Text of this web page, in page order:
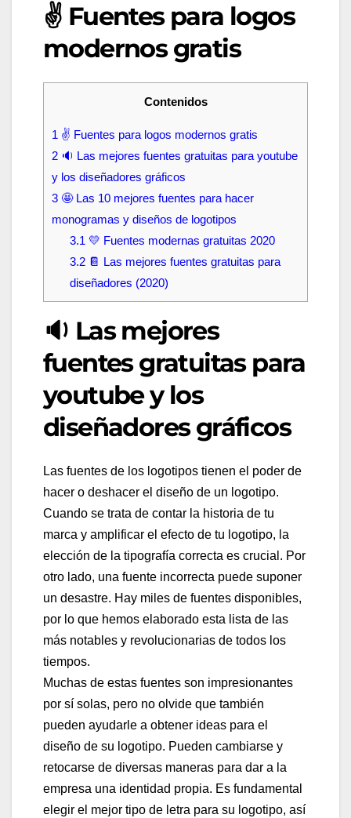
✌️ Fuentes para logos
modernos gratis
Contenidos
1 ✌️ Fuentes para logos modernos gratis
2 🔉 Las mejores fuentes gratuitas para youtube
y los diseñadores gráficos
3 🤩 Las 10 mejores fuentes para hacer
monogramas y diseños de logotipos
3.1 💛 Fuentes modernas gratuitas 2020
3.2📔 Las mejores fuentes gratuitas para
diseñadores (2020)
🔉 Las mejores
fuentes gratuitas para
youtube y los
diseñadores gráficos
Las fuentes de los logotipos tienen el poder de
hacer o deshacer el diseño de un logotipo.
Cuando se trata de contar la historia de tu
marca y amplificar el efecto de tu logotipo, la
elección de la tipografía correcta es crucial. Por
otro lado, una fuente incorrecta puede suponer
un desastre. Hay miles de fuentes disponibles,
por lo que hemos elaborado esta lista de las
más notables y revolucionarias de todos los
tiempos.
Muchas de estas fuentes son impresionantes
por sí solas, pero no olvide que también
pueden ayudarle a obtener ideas para el
diseño de su logotipo. Pueden cambiarse y
retocarse de diversas maneras para dar a la
empresa una identidad propia. Es fundamental
elegir el mejor tipo de letra para su logotipo, así